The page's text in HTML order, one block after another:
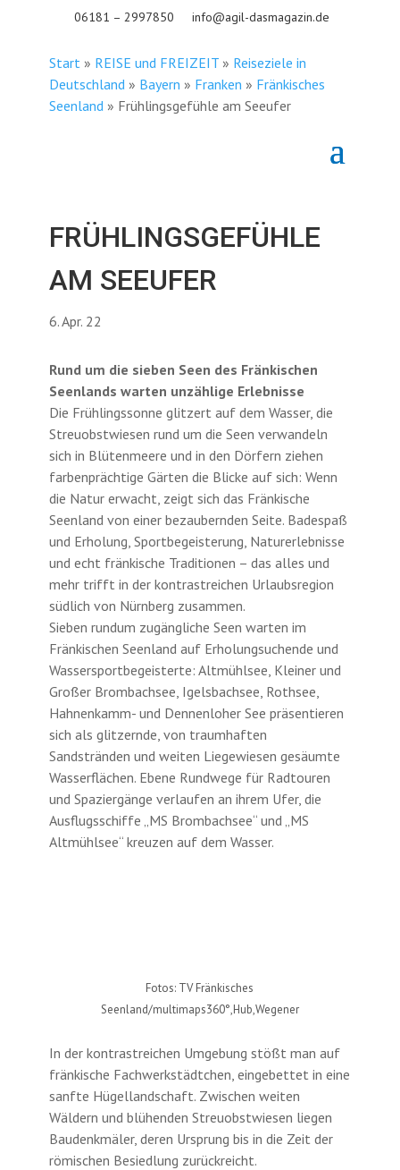
06181 – 2997850 info@agil-dasmagazin.de
Start» REISE und FREIZEIT» Reiseziele in
Deutschland» Bayern » Franken » Fränkisches
Seenland» Frühlingsgefühle am Seeufer
FRÜHLINGSGEFÜHLE
AM SEEUFER
6. Apr. 22
Rund um die sieben Seen des Fränkischen
Seenlands warten unzählige Erlebnisse
Die Frühlingssonne glitzert auf dem Wasser, die
Streuobstwiesen rund um die Seen verwandeln
sich in Blütenmeere und in den Dörfern ziehen
farbenprächtige Gärten die Blicke auf sich: Wenn
die Natur erwacht, zeigt sich das Fränkische
Seenland von einer bezaubernden Seite. Badespaß
und Erholung, Sportbegeisterung, Naturerlebnisse
und echt fränkische Traditionen – das alles und
mehr trifft in der kontrastreichen Urlaubsregion
südlich von Nürnberg zusammen.
Sieben rundum zugängliche Seen warten im
Fränkischen Seenland auf Erholungsuchende und
Wassersportbegeisterte: Altmühlsee, Kleiner und
Großer Brombachsee, Igelsbachsee, Rothsee,
Hahnenkamm- und Dennenloher See präsentieren
sich als glitzernde, von traumhaften
Sandstränden und weiten Liegewiesen gesäumte
Wasserflächen. Ebene Rundwege für Radtouren
und Spaziergänge verlaufen an ihrem Ufer, die
Ausflugsschiffe „MS Brombachsee“ und „MS
Altmühlsee“ kreuzen auf dem Wasser.
Fotos: TV Fränkisches
Seenland/multimaps360°,Hub,Wegener
In der kontrastreichen Umgebung stößt man auf
fränkische Fachwerkstädtchen, eingebettet in eine
sanfte Hügellandschaft. Zwischen weiten
Wäldern und blühenden Streuobstwiesen liegen
Baudenkmäler, deren Ursprung bis in die Zeit der
römischen Besiedlung zurückreicht.